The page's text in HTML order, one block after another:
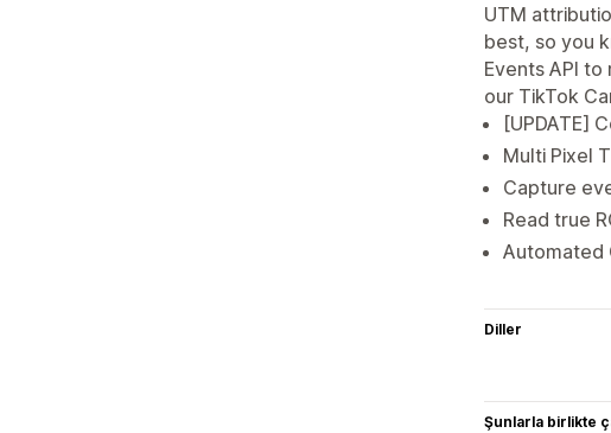
UTM
best, so you
Events API
our TikTok
[UPDATE]
Multi Pixel
Capture
Read true
Automated
Diller
Şunlarla birlikte